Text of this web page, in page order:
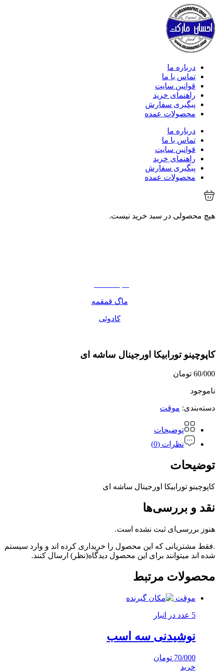
درباره ما
تماس با ما
قوانین سایت
راهنمای خرید
پیگیری سفارش
محصولات عمده
درباره ما
تماس با ما
قوانین سایت
راهنمای خرید
پیگیری سفارش
محصولات عمده
هیچ محصولی در سبد خرید نیست.
ماگ قمقمه
کادوئی
کاپوچینو تورابیکا اورجینال ساشه ای
60/000 تومان
ناموجود
دسته‌بندی: موقت
توضیحات
نظرات (0)
توضیحات
کاپوچینو تورابیکا اورجینال ساشه ای
نقد و بررسی‌ها
هنوز بررسی‌ای ثبت نشده است.
.فقط مشتریانی که این محصول را خریداری کرده اند و وارد سیستم
شده اند میتوانند برای این محصول دیدگاه(نظر) ارسال کنند.
محصولات مرتبط
موقت
5 عدد در انبار
نوشیدنی سه اسب
70/000 تومان
خرید